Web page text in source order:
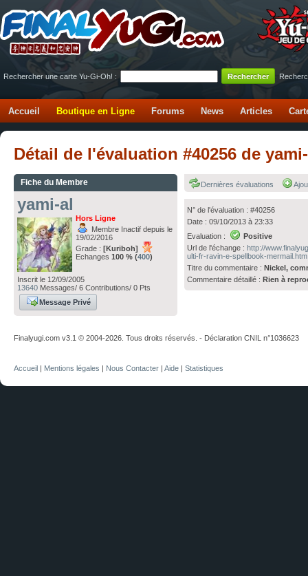
Rechercher une carte Yu-Gi-Oh! :
Accueil Boutique en Ligne Forums News Articles
Détail de l'évaluation #40256 de
Fiche du Membre
yami-al
Hors Ligne
Membre Inactif depuis le
19/02/2016
Grade : [Kuriboh]
Echanges 100 % (400)
Inscrit le 12/09/2005
13640 Messages/ 6 Contributions/ 0 Pts
Message Privé
Dernières évaluations
N° de l'évaluation : #40256
Date : 09/10/2013 à 23:33
Evaluation :
Positive
Url de l'échange :http://
ulti-fr-ravin-e-spellbook-mermail.htm
Titre du commentaire :Nickel,
Commentaire détaillé :Rien à
Finalyugi.com v3.1 © 2004-2026. Tous droits réservés. - Déclaration CNIL n°1036623
Accueil | Mentions légales | Nous Contacter | Aide | Statistiques